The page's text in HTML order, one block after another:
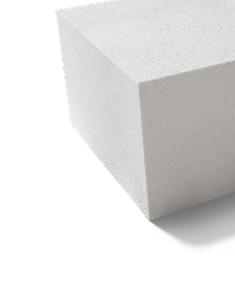
Сопутствующие товары
Тротуарная плитка
Сайдинг
Металлочерепица